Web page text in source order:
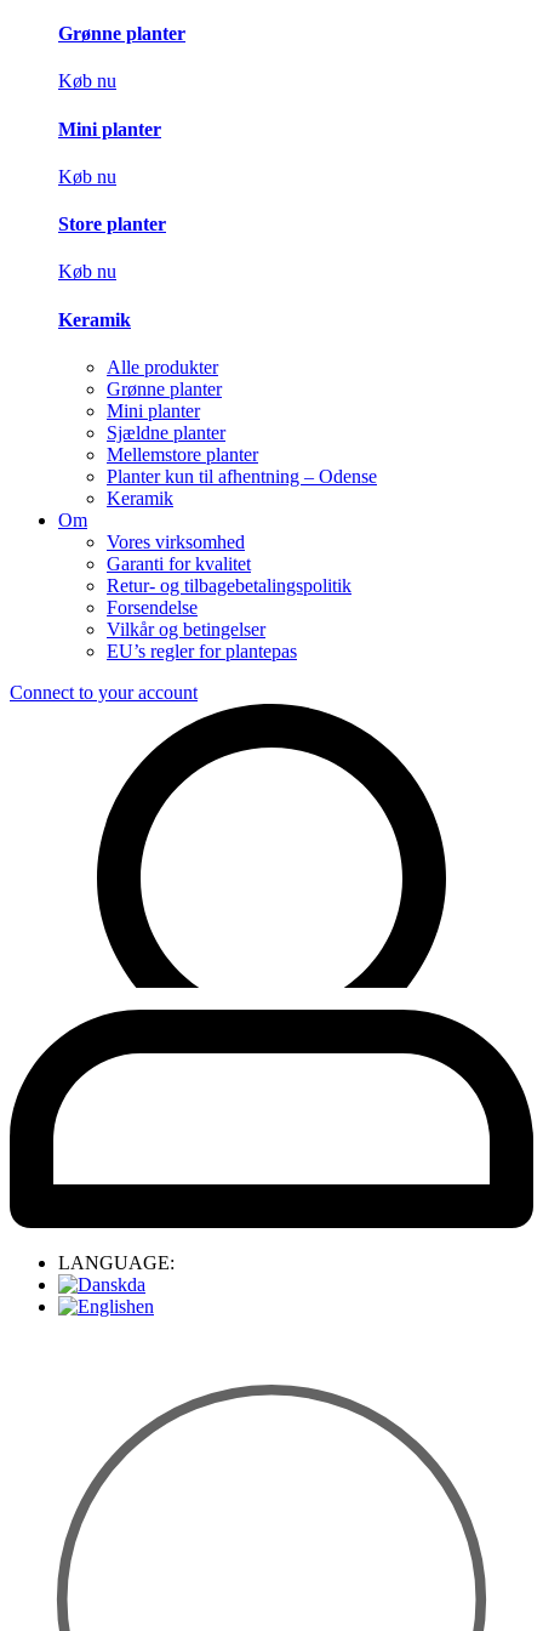
Grønne planter
Køb nu
Mini planter
Køb nu
Store planter
Køb nu
Keramik
Alle produkter
Grønne planter
Mini planter
Sjældne planter
Mellemstore planter
Planter kun til afhentning – Odense
Keramik
Om
Vores virksomhed
Garanti for kvalitet
Retur- og tilbagebetalingspolitik
Forsendelse
Vilkår og betingelser
EU’s regler for plantepas
Connect to your account
LANGUAGE:
da
en